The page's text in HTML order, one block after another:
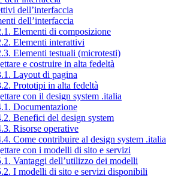
dell’interfaccia
dell’interfaccia
Elementi di composizione
Elementi interattivi
Elementi testuali (microtesti)
e costruire in alta fedeltà
Layout di pagina
Prototipi in alta fedeltà
con il design system .italia
Documentazione
Benefici del design system
Risorse operative
Come contribuire al design system .italia
con i modelli di sito e servizi
Vantaggi dell’utilizzo dei modelli
I modelli di sito e servizi disponibili